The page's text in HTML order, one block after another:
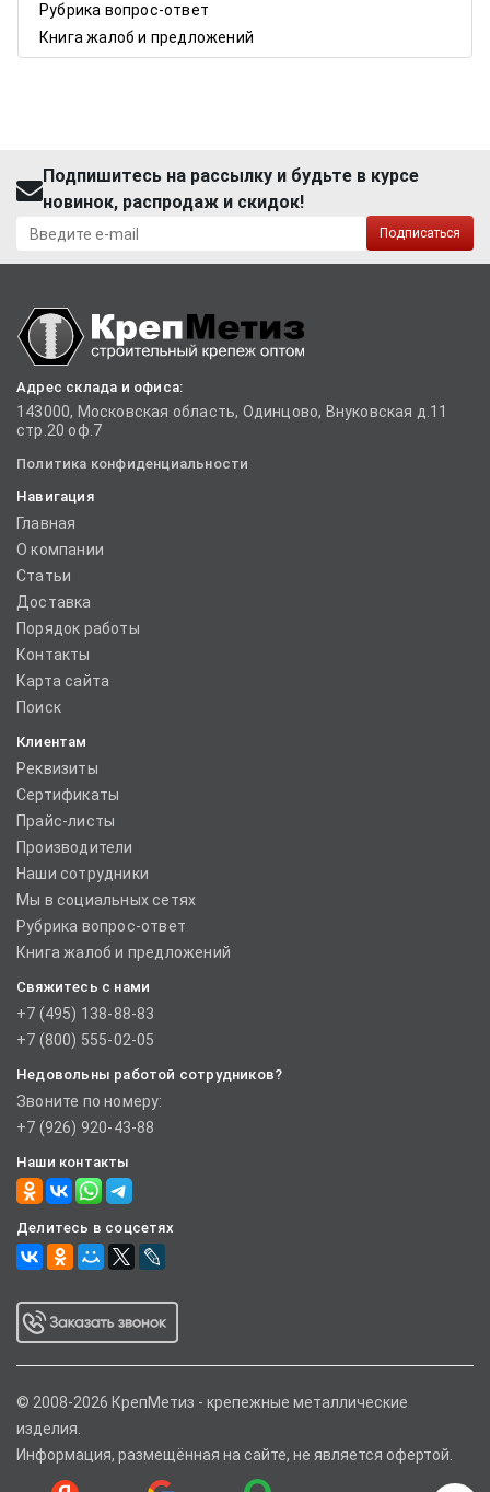
Рубрика вопрос-ответ
Книга жалоб и предложений
Подпишитесь на рассылку и будьте в курсе
новинок, распродаж и скидок!
Подписаться
Адрес склада и офиса:
143000, Московская область, Одинцово, Внуковская д.11
стр.20 оф.7
Политика конфиденциальности
Навигация
Главная
О компании
Статьи
Доставка
Порядок работы
Контакты
Карта сайта
Поиск
Клиентам
Реквизиты
Сертификаты
Прайс-листы
Производители
Наши сотрудники
Мы в социальных сетях
Рубрика вопрос-ответ
Книга жалоб и предложений
Свяжитесь с нами
+7 (495) 138-88-83
+7 (800) 555-02-05
Недовольны работой сотрудников?
Звоните по номеру:
+7 (926) 920-43-88
Наши контакты
Делитесь в соцсетях
© 2008-2026 КрепМетиз - крепежные металлические
изделия.
Информация, размещённая на сайте, не является офертой.